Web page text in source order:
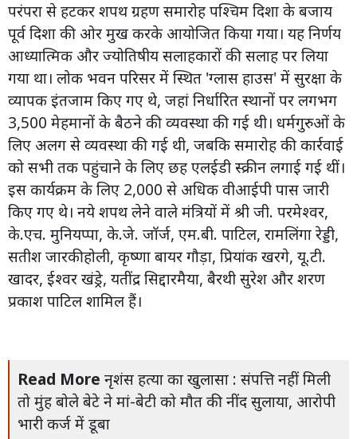
परंपरा से हटकर शपथ ग्रहण समारोह पश्चिम दिशा के बजाय
पूर्व दिशा की ओर मुख करके आयोजित किया गया। यह निर्णय
आध्यात्मिक और ज्योतिषीय सलाहकारों की सलाह पर लिया
गया था। लोक भवन परिसर में स्थित 'ग्लास हाउस' में सुरक्षा के
व्यापक इंतजाम किए गए थे, जहां निर्धारित स्थानों पर लगभग
3,500 मेहमानों के बैठने की व्यवस्था की गई थी। धर्मगुरुओं के
लिए अलग से व्यवस्था की गई थी, जबकि समारोह की कार्रवाई
को सभी तक पहुंचाने के लिए छह एलईडी स्क्रीन लगाई गई थीं।
इस कार्यक्रम के लिए 2,000 से अधिक वीआईपी पास जारी
किए गए थे। नये शपथ लेने वाले मंत्रियों में श्री जी. परमेश्वर,
के.एच. मुनियप्पा, के.जे. जॉर्ज, एम.बी. पाटिल, रामलिंगा रेड्डी,
सतीश जारकीहोली, कृष्णा बायर गौड़ा, प्रियांक खरगे, यू.टी.
खादर, ईश्वर खंड्रे, यतींद्र सिद्दारमैया, बैरथी सुरेश और शरण
प्रकाश पाटिल शामिल हैं।
Read More नृशंस हत्या का खुलासा : संपत्ति नहीं मिली
तो मुंह बोले बेटे ने मां-बेटी को मौत की नींद सुलाया, आरोपी
भारी कर्ज में डूबा